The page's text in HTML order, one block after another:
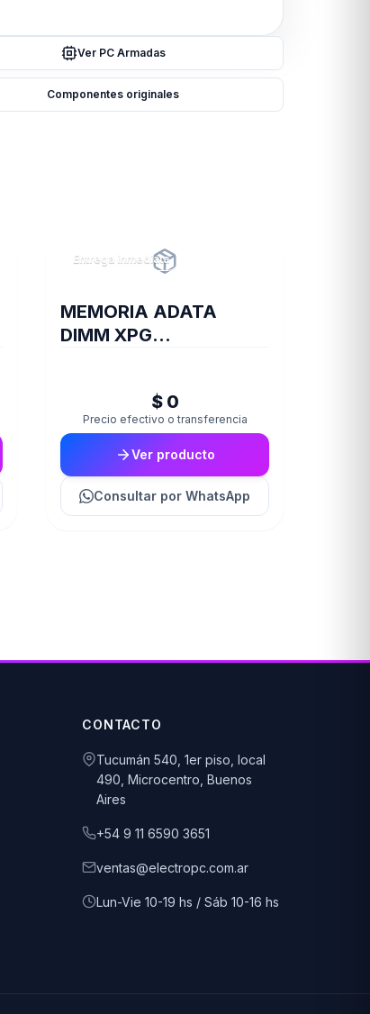
Ver PC Armadas
Componentes originales
Entrega inmediata
MEMORIA ADATA
DIMM XPG
$ 0
Precio efectivo o transferencia
Ver producto
Consultar por WhatsApp
CONTACTO
Tucumán 540, 1er piso, local
490, Microcentro, Buenos
Aires
+54 9 11 6590 3651
ventas@electropc.com.ar
Lun-Vie 10-19 hs / Sáb 10-16 hs